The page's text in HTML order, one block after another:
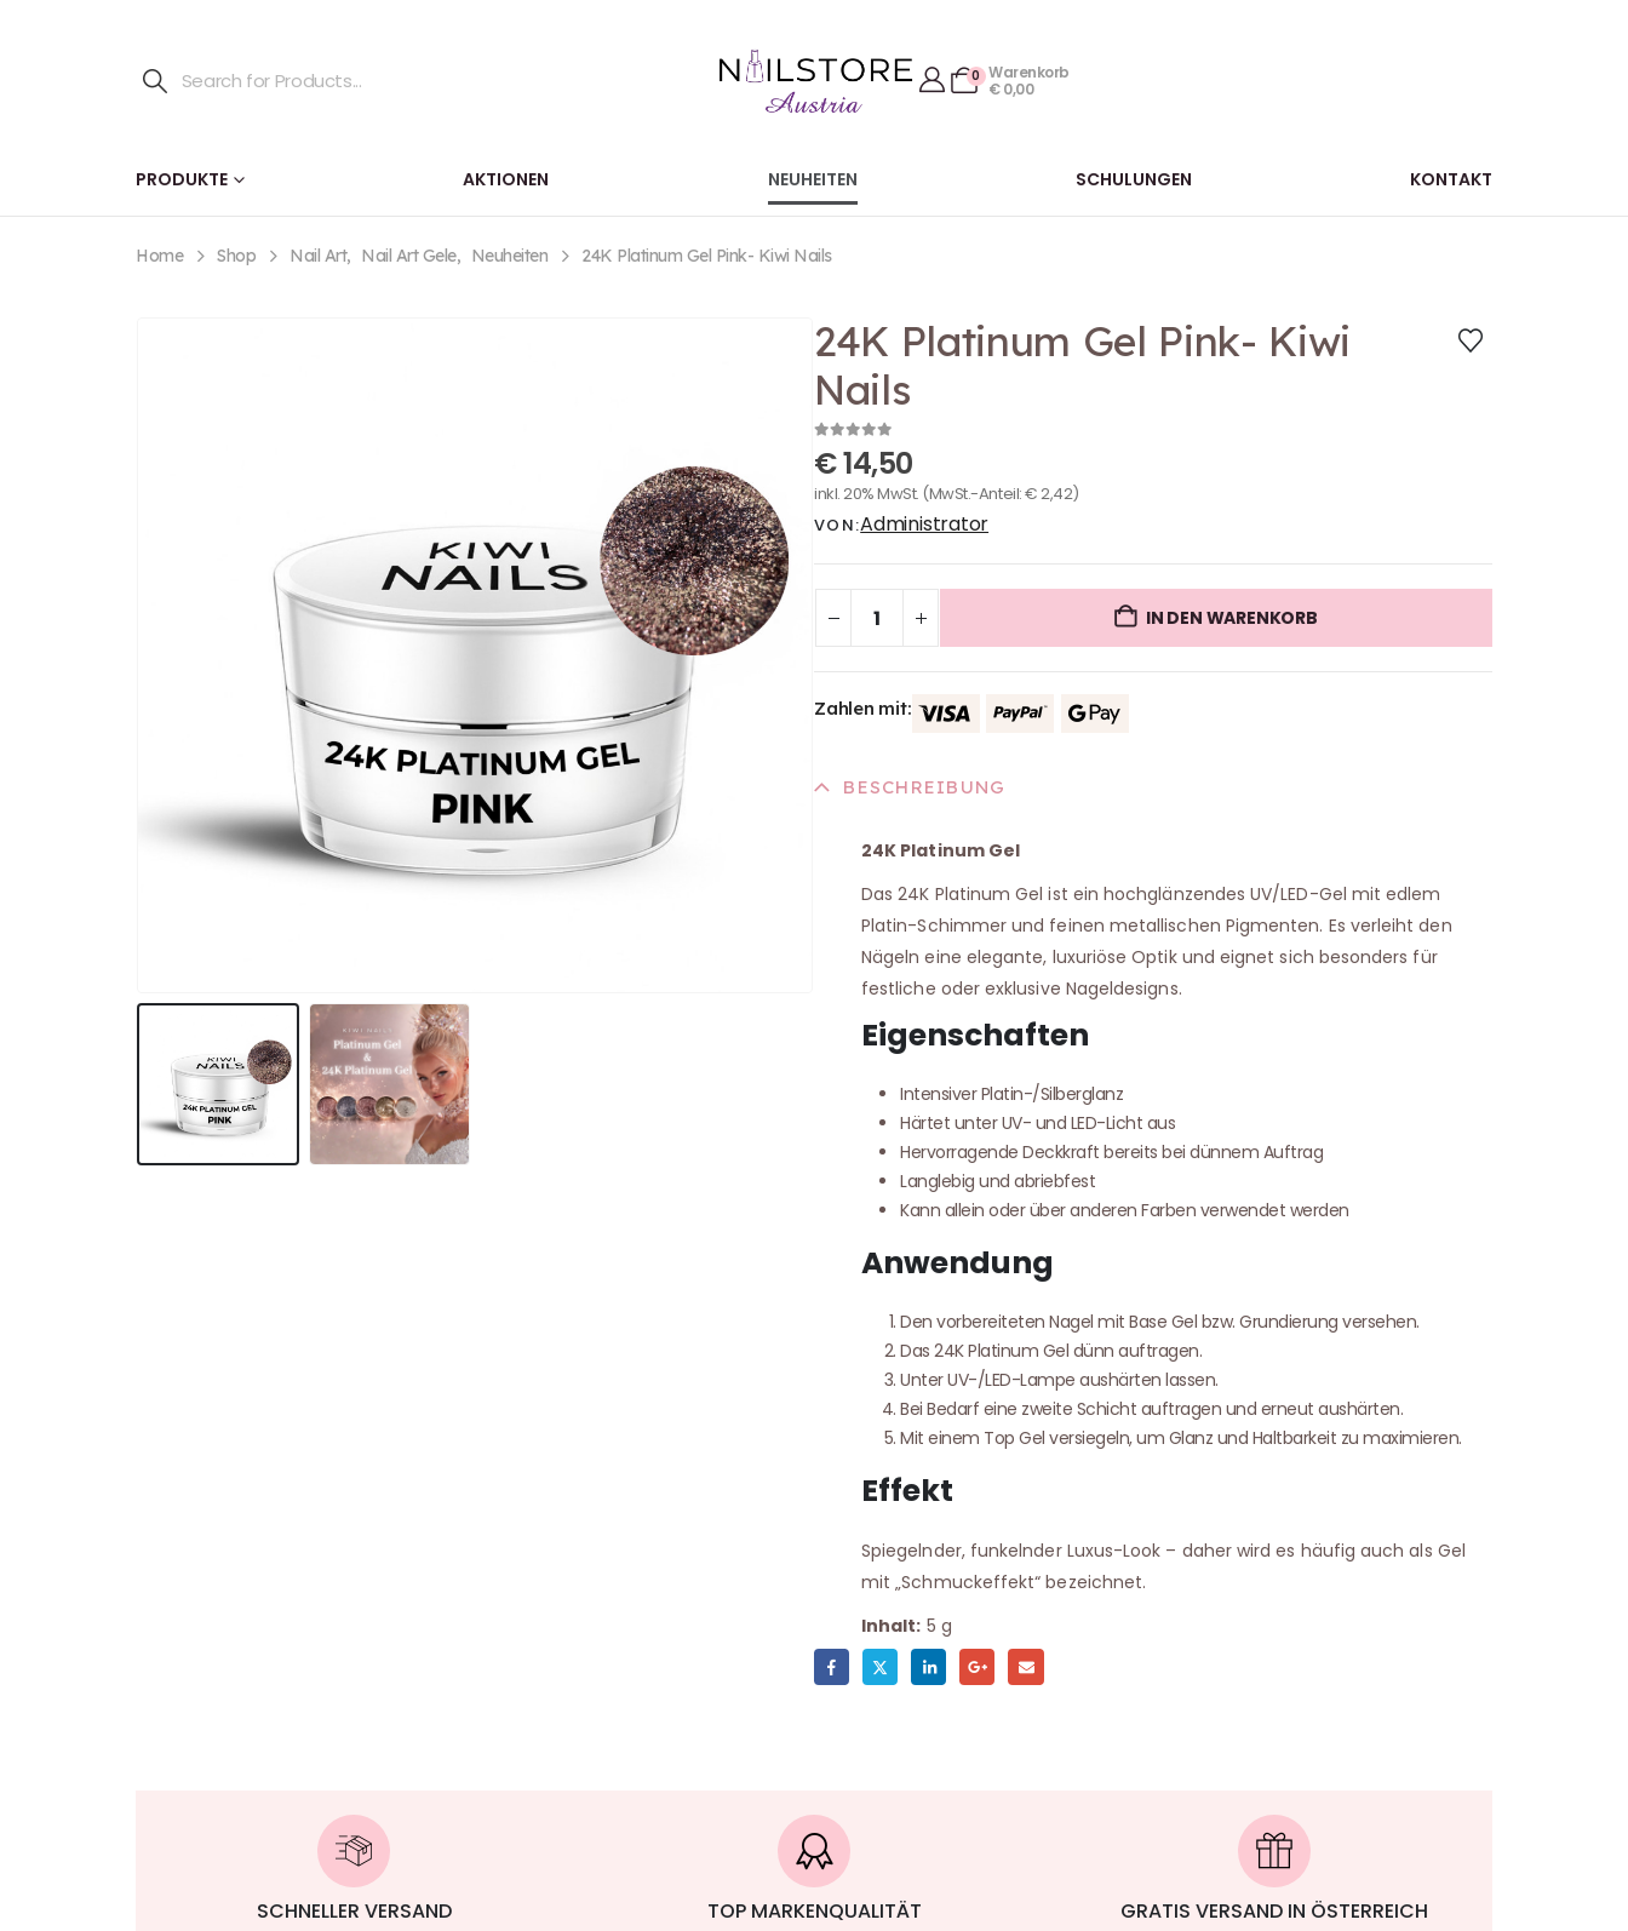
0 Warenkorb
€0,00
PRODUKTE AKTIONEN NEUHEITEN SCHULUNGEN KONTAKT
Home Shop Nail Art, Nail Art Gele, Neuheiten 24K Platinum Gel Pink- Kiwi Nails
24K Platinum Gel Pink- Kiwi
Nails
out of 5
€14,50
inkl. 20% MwSt. (MwSt.-Anteil:€2,42)
VON:Administrator
IN DEN WARENKORB
Zahlen mit:
BESCHREIBUNG
24K Platinum Gel
Das 24K Platinum Gel ist ein hochglänzendes UV/LED-Gel mit edlem
Platin-Schimmer und feinen metallischen Pigmenten. Es verleiht den
Nägeln eine elegante, luxuriöse Optik und eignet sich besonders für
festliche oder exklusive Nageldesigns.
Eigenschaften
Intensiver Platin-/Silberglanz
Härtet unter UV- und LED-Licht aus
Hervorragende Deckkraft bereits bei dünnem Auftrag
Langlebig und abriebfest
Kann allein oder über anderen Farben verwendet werden
Anwendung
Den vorbereiteten Nagel mit Base Gel bzw. Grundierung versehen.
Das 24K Platinum Gel dünn auftragen.
Unter UV-/LED-Lampe aushärten lassen.
Bei Bedarf eine zweite Schicht auftragen und erneut aushärten.
Mit einem Top Gel versiegeln, um Glanz und Haltbarkeit zu maximieren.
Effekt
Spiegelnder, funkelnder Luxus-Look – daher wird es häufig auch als Gel
mit „Schmuckeffekt“ bezeichnet.
Inhalt: 5 g
SCHNELLER VERSAND TOP MARKENQUALITÄT GRATIS VERSAND IN ÖSTERREICH